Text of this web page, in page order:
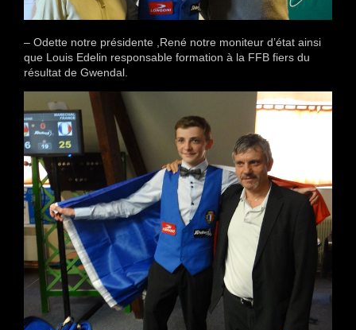
– Odette notre présidente ,René notre moniteur d’état ainsi
que Louis Edelin responsable formation à la FFB fiers du
résultat de Gwendal.